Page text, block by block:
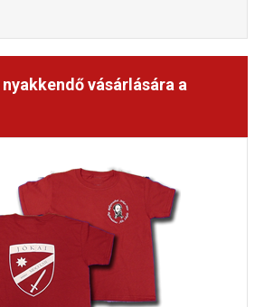
vásárlására a